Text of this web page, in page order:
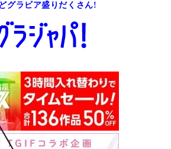
グラビア盛りだくさん!